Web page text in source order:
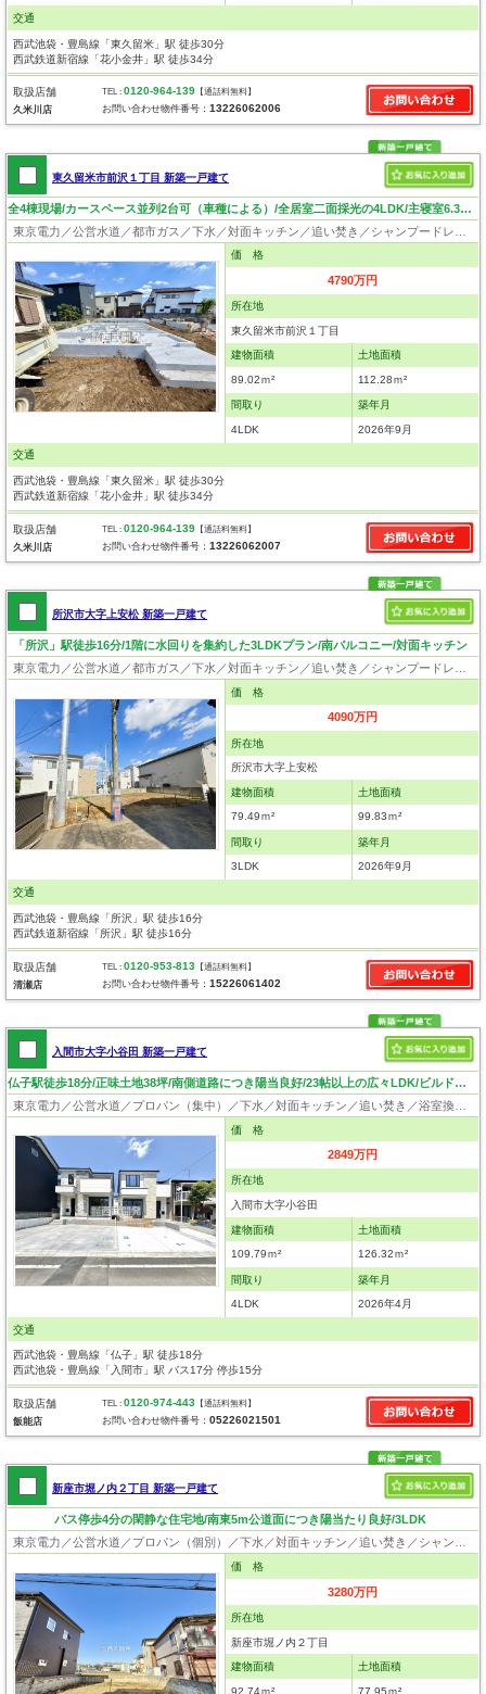
交通
西武池袋・豊島線「東久留米」駅 徒歩30分
西武鉄道新宿線「花小金井」駅 徒歩34分
取扱店舗
久米川店
TEL :0120-964-139 【通話料無料】
お問い合わせ物件番号：13226062006
東久留米市前沢１丁目 新築一戸建て
全4棟現場/カースペース並列2台可（車種による）/全居室二面採光の4LDK/主寝室6.37帖
価 格
4790万円
所在地
東久留米市前沢１丁目
建物面積
89.02ｍ²
土地面積
112.28ｍ²
間取り
4LDK
築年月
2026年9月
交通
西武池袋・豊島線「東久留米」駅 徒歩30分
西武鉄道新宿線「花小金井」駅 徒歩34分
取扱店舗
久米川店
TEL :0120-964-139 【通話料無料】
お問い合わせ物件番号：13226062007
所沢市大字上安松 新築一戸建て
「所沢」駅徒歩16分/1階に水回りを集約した3LDKプラン/南バルコニー/対面キッチン
価 格
4090万円
所在地
所沢市大字上安松
建物面積
79.49ｍ²
土地面積
99.83ｍ²
間取り
3LDK
築年月
2026年9月
交通
西武池袋・豊島線「所沢」駅 徒歩16分
西武鉄道新宿線「所沢」駅 徒歩16分
取扱店舗
清瀬店
TEL :0120-953-813 【通話料無料】
お問い合わせ物件番号：15226061402
入間市大字小谷田 新築一戸建て
仏子駅徒歩18分/正味土地38坪/南側道路につき陽当良好/23帖以上の広々LDK/ビルドイン食洗機/収納豊富
価 格
2849万円
所在地
入間市大字小谷田
建物面積
109.79ｍ²
土地面積
126.32ｍ²
間取り
4LDK
築年月
2026年4月
交通
西武池袋・豊島線「仏子」駅 徒歩18分
西武池袋・豊島線「入間市」駅 バス17分 停歩15分
取扱店舗
飯能店
TEL :0120-974-443 【通話料無料】
お問い合わせ物件番号：05226021501
新座市堀ノ内２丁目 新築一戸建て
バス停歩4分の閑静な住宅地/南東5m公道面につき陽当たり良好/3LDK
価 格
3280万円
所在地
新座市堀ノ内２丁目
建物面積
92.74ｍ²
土地面積
77.95ｍ²